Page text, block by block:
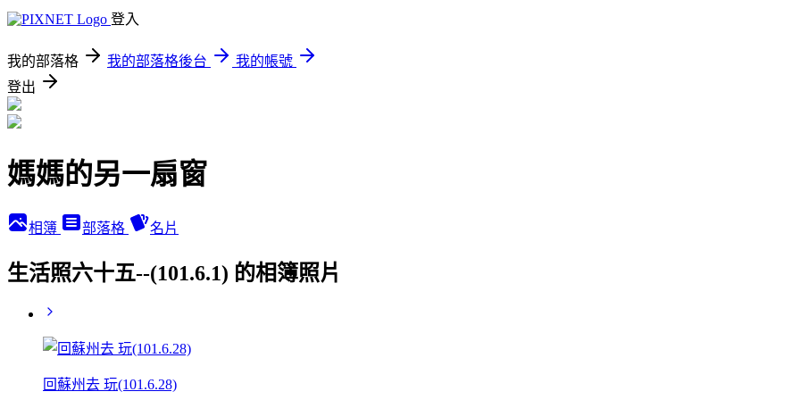
登入
我的部落格 我的部落格後台
我的帳號
登出
媽媽的另一扇窗
相簿 部落格 名片
生活照六十五--(101.6.1) 的相簿照片
回蘇州去 玩(101.6.28)